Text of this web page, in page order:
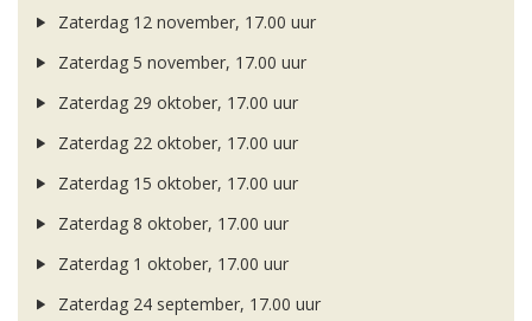
Zaterdag 12 november, 17.00 uur
Zaterdag 5 november, 17.00 uur
Zaterdag 29 oktober, 17.00 uur
Zaterdag 22 oktober, 17.00 uur
Zaterdag 15 oktober, 17.00 uur
Zaterdag 8 oktober, 17.00 uur
Zaterdag 1 oktober, 17.00 uur
Zaterdag 24 september, 17.00 uur